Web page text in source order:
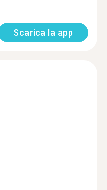
Scarica la app